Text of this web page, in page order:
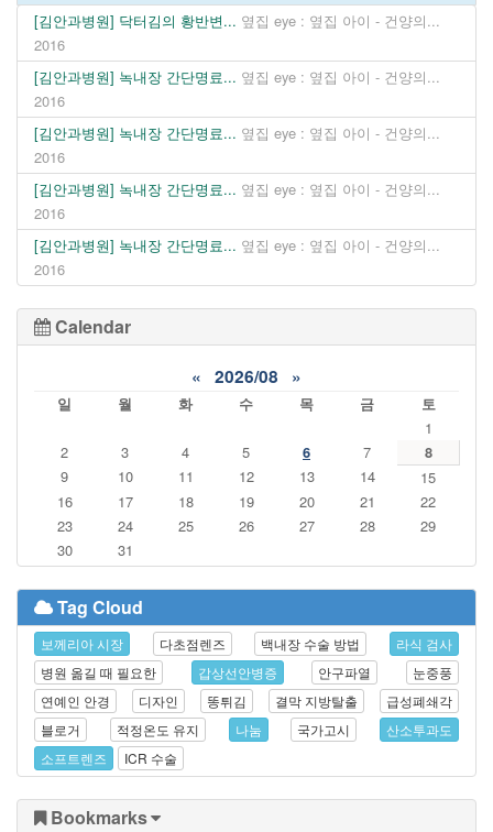
[김안과병원] 닥터김의 황반변... 옆집 eye : 옆집 아이 - 건양의...
2016
[김안과병원] 녹내장 간단명료... 옆집 eye : 옆집 아이 - 건양의...
2016
[김안과병원] 녹내장 간단명료... 옆집 eye : 옆집 아이 - 건양의...
2016
[김안과병원] 녹내장 간단명료... 옆집 eye : 옆집 아이 - 건양의...
2016
[김안과병원] 녹내장 간단명료... 옆집 eye : 옆집 아이 - 건양의...
2016
Calendar
« 2026/08 »
일 월 화 수 목 금
토
1
2
3 4 5 6 7
8
9
10 11 12 13 14
15
16
17 18 19 20 21
22
23
24 25 26 27 28
29
30
31
Tag Cloud
보께리아 시장 다초점렌즈 백내장 수술 방법
라식 검사
병원 옮길 때 필요한
갑상선안병증 안구파열
눈중풍
연예인 안경
디자인 똥튀김 결막 지방탈출
급성폐쇄각
블로거
적정온도 유지 나눔 국가고시
산소투과도
소프트렌즈
ICR 수술
Bookmarks